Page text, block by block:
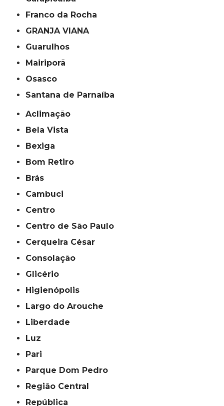
Franco da Rocha
GRANJA VIANA
Guarulhos
Mairiporã
Osasco
Santana de Parnaíba
Aclimação
Bela Vista
Bexiga
Bom Retiro
Brás
Cambuci
Centro
Centro de São Paulo
Cerqueira César
Consolação
Glicério
Higienópolis
Largo do Arouche
Liberdade
Luz
Pari
Parque Dom Pedro
Região Central
República